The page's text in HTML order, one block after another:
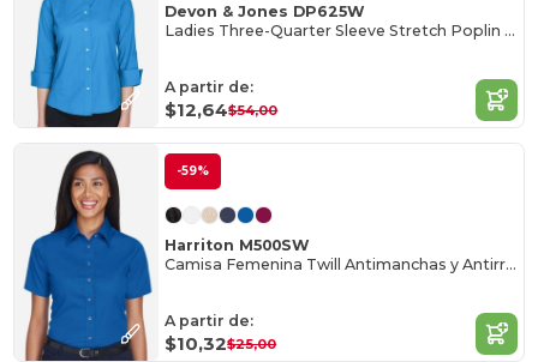
Devon & Jones DP625W
Ladies Three-Quarter Sleeve Stretch Poplin Blouse
A partir de:
$12,64$54,00
-59%
Harriton M500SW
Camisa Femenina Twill Antimanchas y Antirrugas
A partir de:
$10,32$25,00